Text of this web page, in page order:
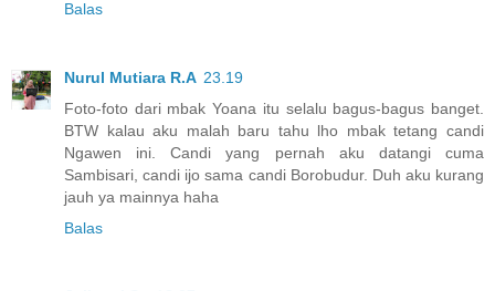
Balas
Nurul Mutiara R.A 23.19
Foto-foto dari mbak Yoana itu selalu bagus-bagus banget.
BTW kalau aku malah baru tahu lho mbak tetang candi
Ngawen ini. Candi yang pernah aku datangi cuma
Sambisari, candi ijo sama candi Borobudur. Duh aku kurang
jauh ya mainnya haha
Balas